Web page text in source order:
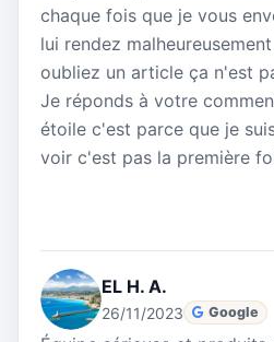
chaque fois que je vous
lui rendez
oubliez un article ça n'est
Je réponds à votre
étoile c'est parce que je
voir c'est pas la première
EL H. A.
26/11/2023 Google